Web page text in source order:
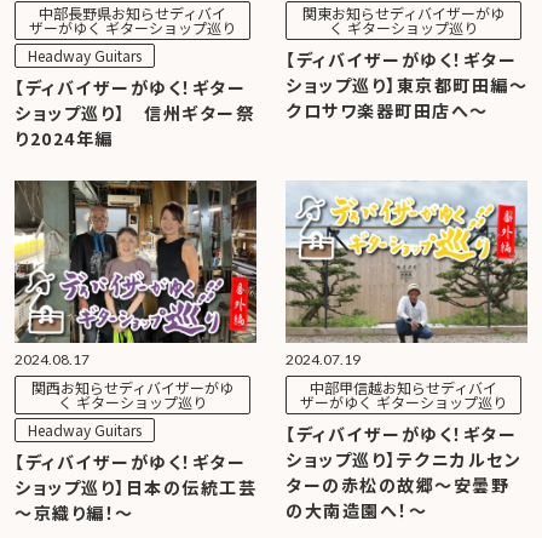
【ディバイザーがゆく！ギター
ショップ巡り】 信州ギター祭
り2024年編
中部長野県お知らせディバイ
ザーがゆく ギターショップ巡り
Headway Guitars
【ディバイザーがゆく！ギター
ショップ巡り】東京都町田編～
クロサワ楽器町田店へ～
関東お知らせディバイザーがゆ
く ギターショップ巡り
2024.08.17
【ディバイザーがゆく！ギター
ショップ巡り】日本の伝統工芸
～京織り編！～
関西お知らせディバイザーがゆ
く ギターショップ巡り
Headway Guitars
2024.07.19
【ディバイザーがゆく！ギター
ショップ巡り】テクニカルセン
ターの赤松の故郷～安曇野
の大南造園へ！～
中部甲信越お知らせディバイ
ザーがゆく ギターショップ巡り